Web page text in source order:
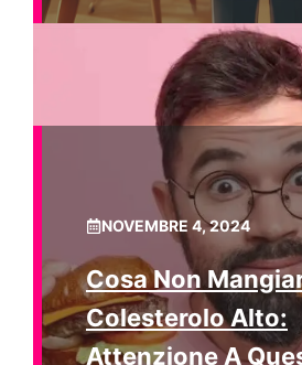
NOVEMBRE 4, 2024
Cosa Non
Colesterolo Alto:
Attenzione A